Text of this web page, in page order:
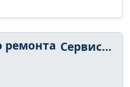
Сервис выездного ремонта